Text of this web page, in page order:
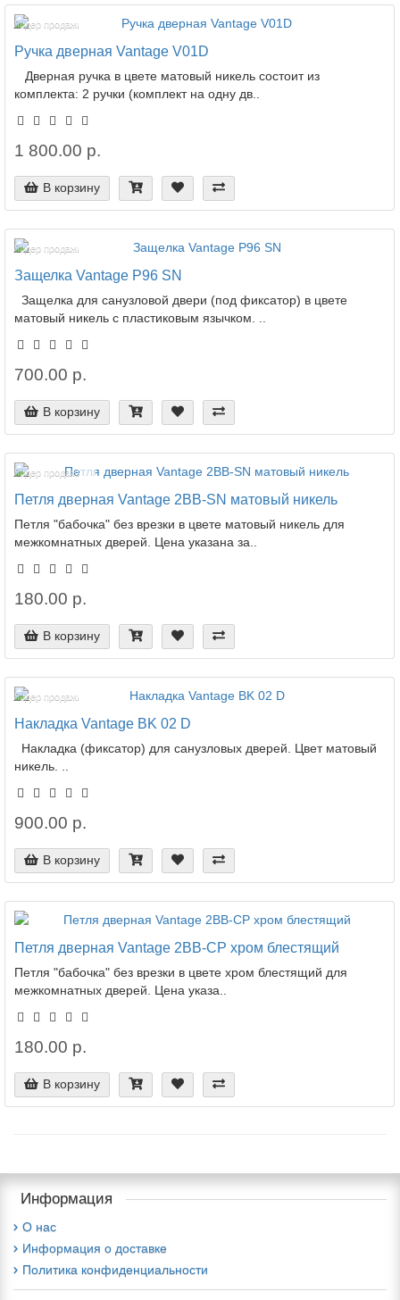
Лидер продаж!
Ручка дверная Vantage V01D
Дверная ручка в цвете матовый никель состоит из
комплекта: 2 ручки (комплект на одну дв..
1 800.00 р.
В корзину
Лидер продаж!
Защелка Vantage P96 SN
Защелка для санузловой двери (под фиксатор) в цвете
матовый никель с пластиковым язычком. ..
700.00 р.
В корзину
Лидер продаж!
Петля дверная Vantage 2BB-SN матовый никель
Петля "бабочка" без врезки в цвете матовый никель для
межкомнатных дверей. Цена указана за..
180.00 р.
В корзину
Лидер продаж!
Накладка Vantage BK 02 D
Накладка (фиксатор) для санузловых дверей. Цвет матовый
никель. ..
900.00 р.
В корзину
Петля дверная Vantage 2BB-CP хром блестящий
Петля "бабочка" без врезки в цвете хром блестящий для
межкомнатных дверей. Цена указа..
180.00 р.
В корзину
Информация
О нас
Информация о доставке
Политика конфиденциальности